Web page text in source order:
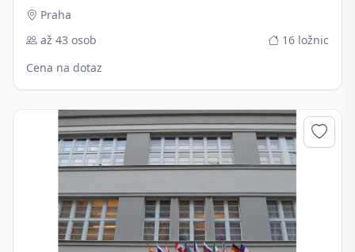
Praha
až 43 osob
16 ložnic
Cena na dotaz